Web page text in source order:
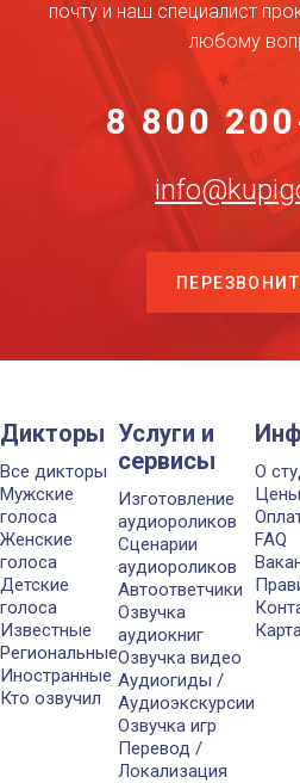
почту и наш специалист
любому
8 800
Дикторы
Все дикторы
Мужские
голоса
Женские
голоса
Детские
голоса
Известные
Региональные
Иностранные
Кто озвучил
Услуги и
сервисы
Изготовление
аудиороликов
Сценарии
аудиороликов
Автоответчики
Озвучка
аудиокниг
Озвучка видео
Аудиогиды /
Аудиоэкскурсии
Озвучка игр
Перевод /
Локализация
О
Цены
FAQ